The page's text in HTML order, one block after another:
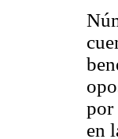
por
en